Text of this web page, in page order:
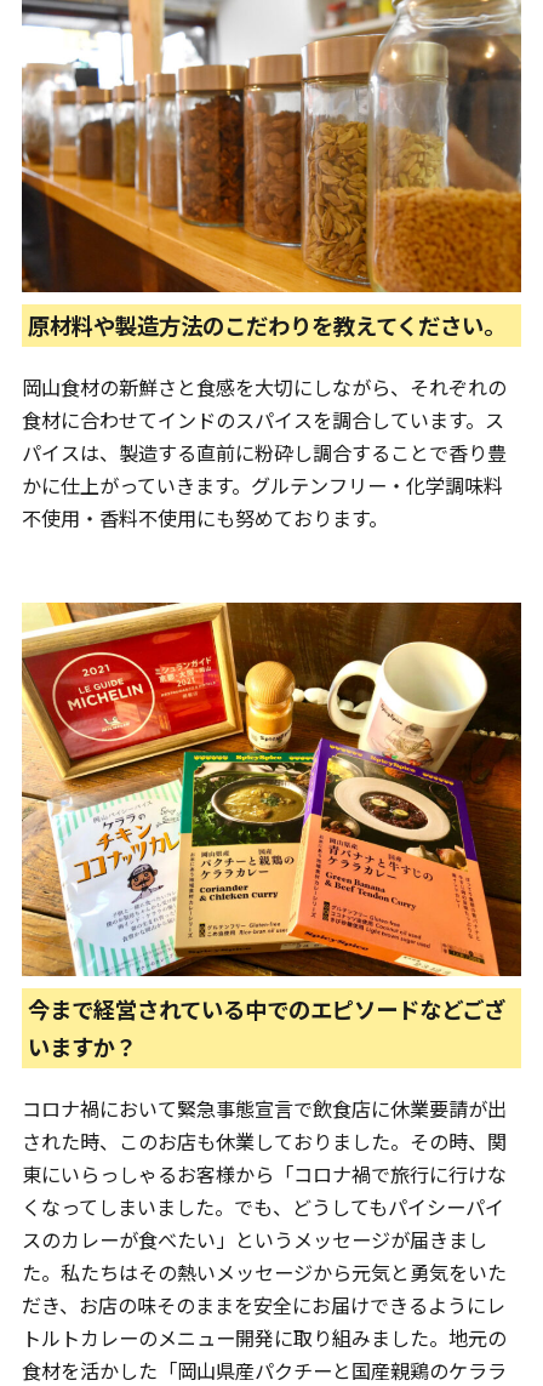
原材料や製造方法のこだわりを教えてください。
岡山食材の新鮮さと食感を大切にしながら、それぞれの
食材に合わせてインドのスパイスを調合しています。ス
パイスは、製造する直前に粉砕し調合することで香り豊
かに仕上がっていきます。グルテンフリー・化学調味料
不使用・香料不使用にも努めております。
今まで経営されている中でのエピソードなどござ
いますか？
コロナ禍において緊急事態宣言で飲食店に休業要請が出
された時、このお店も休業しておりました。その時、関
東にいらっしゃるお客様から「コロナ禍で旅行に行けな
くなってしまいました。でも、どうしてもパイシーパイ
スのカレーが食べたい」というメッセージが届きまし
た。私たちはその熱いメッセージから元気と勇気をいた
だき、お店の味そのままを安全にお届けできるようにレ
トルトカレーのメニュー開発に取り組みました。地元の
食材を活かした「岡山県産パクチーと国産親鶏のケララ